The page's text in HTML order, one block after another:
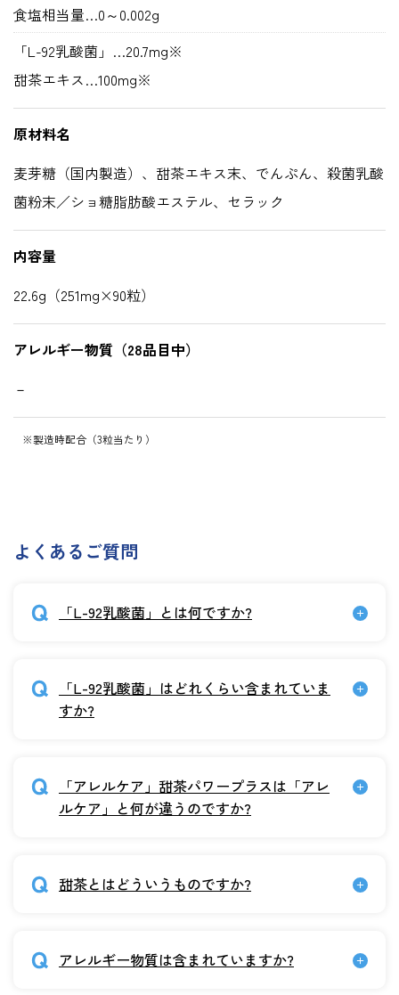
食塩相当量…0～0.002g
「L-92乳酸菌」…20.7mg※
甜茶エキス…100mg※
原材料名
麦芽糖（国内製造）、甜茶エキス末、でんぷん、殺菌乳酸
菌粉末／ショ糖脂肪酸エステル、セラック
内容量
22.6g（251mg×90粒）
アレルギー物質（28品目中）
－
※製造時配合（3粒当たり）
よくあるご質問
「L-92乳酸菌」とは何ですか?
「L-92乳酸菌」はどれくらい含まれていま
すか?
「アレルケア」甜茶パワープラスは「アレ
ルケア」と何が違うのですか?
甜茶とはどういうものですか?
アレルギー物質は含まれていますか?